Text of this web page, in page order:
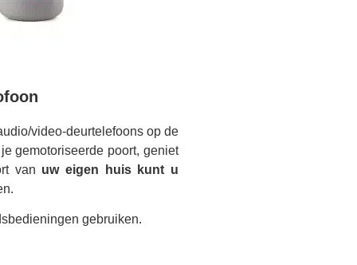
video-deurtelefoons op de
gemotoriseerde poort, geniet
van uw eigen huis kunt u
gebruiken.